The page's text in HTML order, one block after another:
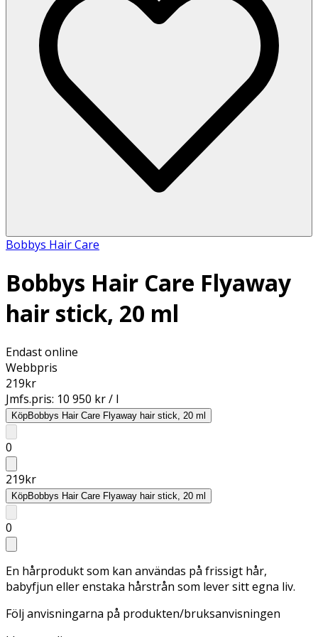
Bobbys Hair Care
Bobbys Hair Care Flyaway
hair stick, 20 ml
Endast online
Webbpris
219kr
Jmfs.pris: 10 950 kr / l
KöpBobbys Hair Care Flyaway hair stick, 20 ml
0
219kr
KöpBobbys Hair Care Flyaway hair stick, 20 ml
0
En hårprodukt som kan användas på frissigt hår,
babyfjun eller enstaka hårstrån som lever sitt egna liv.
Följ anvisningarna på produkten/bruksanvisningen